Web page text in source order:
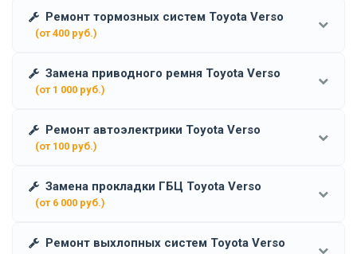
Ремонт тормозных систем Toyota Verso
(от 400 руб.)
Замена приводного ремня Toyota Verso
(от 1 000 руб.)
Ремонт автоэлектрики Toyota Verso
(от 100 руб.)
Замена прокладки ГБЦ Toyota Verso
(от 6 000 руб.)
Ремонт выхлопных систем Toyota Verso